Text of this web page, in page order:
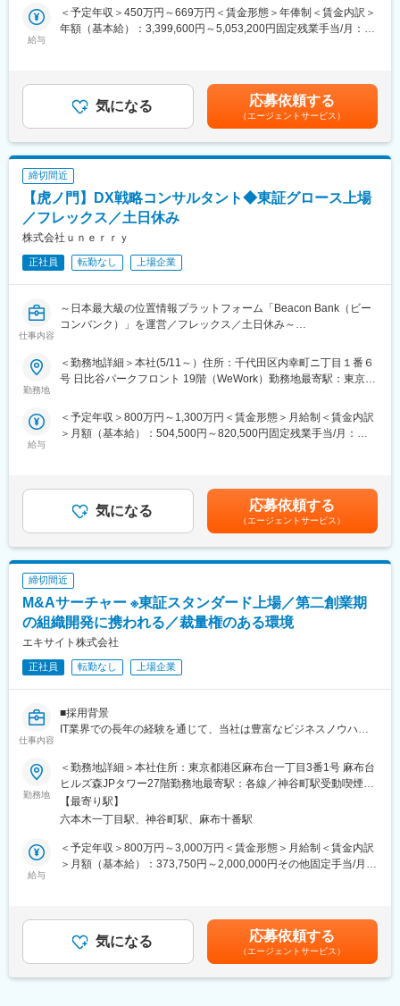
・顧客への提案活動および案件獲得
・デザインコンサルティングプロジェクトの実行・デリバリー
・顧客経営層・意思決定層とのコミュニケーション
・事業部門・関係部署との連携によるプロジェクト推進
・生成AIを活用した分析およびプロジェクトプロセスの高度化
変更の範囲：会社の定める業務
調査内容に応じて、多数の専門家から意見を集めるサーベイや、
社内向けの勉強会などの関連サービスも柔軟に提案・提供しま
※主な顧客
大手事業会社（広告代理店、総合商社、製造業、大手ITなど）の
【ポジションの魅力】
・最先端のビジネストレンドに触れられる環境
ニュースになる前段階の案件に携わり、未来を形づくるテーマに
関与できます。専門家との直接コミュニケーションを通じて、深
い業界知識や新しい視点を得られる点は大きな魅力です。
特定業界に限定されず、様々な分野の案件を経験できるため、知
スキルを習得できます。
ミーミルは、『経験知に価値を与える』をミッションに掲げ、
「個人の知見」を「クライアント」につなぐことで、「個人の豊
画、新規事業部門、R&D部門です。リサーチアナリストは、未来
をリードする専門家や特定領域の第一人者、経験豊富なビジネス
個人が持つ知見をクライアントに提供しています。
エキスパートプラットフォーム「NewsPicks Expert」
https://newspicks.expert/
クライアント向けサービス「Speeda Expert Research」
給与
＜予定年収＞450万円～669万円＜賃金形態＞年俸制＜賃金内訳＞
年額（基本給）：3,399,600円～5,053,200円固定残業手当/月：
給与補足＞ご経験と能力を踏まえ決定します賃金はあくまでも目
安の金額であり、選考を通じて上下する可能性があります。月給
(月額)は固定手当を含めた表記です。
気になる 応募依頼する
（エージェントサービス）
締切間近
【虎ノ門】DX戦略コンサルタント◆東証グロース上場
／フレックス／土日休み
株式会社ｕｎｅｒｒｙ
正社員 転勤なし 上場企業
仕事内容
～日本最大級の位置情報プラットフォーム「Beacon Bank（ビー
コンバンク）」を運営／フレックス／土日休み～
■業務概要：
unerryの日本最大級の位置情報ビッグデータを用い、経営・事業
■具体的な業務内容：
◇経営・事業課題と連動したDX構想の策定
ェクト推進
■業務の魅力：
◎将来的に経営参画の可能性が高いポジションです。
◎大きな裁量をもって事業開発を手掛けることが可能です。
◎各業界のリーダー企業との案件を手掛けることができます。
■働き方について：
「自分のパフォーマンスが出る場所を自分で規定して働く」を重
要視しており、多くのメンバーが出社とリモートのハイブリッド
で勤務しています。
日本最大級の位置情報プラットフォーム「Beacon Bank（ビーコ
ンバンク）」を運営しており、そこで得られた1次データを活用
展開として自治体や海外政府と協力し、スマートシティ構想にも
取り組んでいく方針です。
変更の範囲：各事業部に係る業務全般
勤務地
＜勤務地詳細＞本社(5/11～）住所：千代田区内幸町ニ丁目１番６
号 日比谷パークフロント 19階（WeWork）勤務地最寄駅：東京メ
が定める場所（自宅を含む）
給与
＜予定年収＞800万円～1,300万円＜賃金形態＞月給制＜賃金内訳
＞月額（基本給）：504,500円～820,500円固定残業手当/月：
当社給与規定により、経験・スキル等を考慮した上で決定いたし
ます。※超過残業代・深夜残業・休日出勤は別途支給賃金はあくま
でも目安の金額であり、選考を通じて上下する可能性がありま
す。月給(月額)は固定手当を含めた表記です。
気になる 応募依頼する
（エージェントサービス）
締切間近
M&Aサーチャー ※東証スタンダード上場／第二創業期
の組織開発に携われる／裁量権のある環境
エキサイト株式会社
正社員 転勤なし 上場企業
仕事内容
■採用背景
IT業界での長年の経験を通じて、当社は豊富なビジネスノウハ
た。この経験を背景に、中小企業の事業承継における課題に目を
向け、サーチファンドが、ITを積極的に経営に取り入れることで
成長できる企業と、その可能性を理解する優秀な経営人材をマッ
チングする新たなプラットフォームとしての役割が果たせるので
はないかと考えるようになりました。
■業務詳細
模索し、事業承継に新たな価値をもたらします。
勤務地
＜勤務地詳細＞本社住所：東京都港区麻布台一丁目3番1号 麻布台
ヒルズ森JPタワー27階勤務地最寄駅：各線／神谷町駅受動喫煙対
策：屋内全面禁煙変更の範囲：会社の定める事業所（リモートワ
ーク含む）
【最寄り駅】
六本木一丁目駅、神谷町駅、麻布十番駅
給与
＜予定年収＞800万円～3,000万円＜賃金形態＞月給制＜賃金内訳
＞月額（基本給）：373,750円～2,000,000円その他固定手当/月：
残業手当＞有＜給与補足＞※年収、月給とは別にリモート手当
5,000円一律支給※前職考慮の上、決定いたします。※昇給：年2回
賃金はあくまでも目安の金額であり、選考を通じて上下する可能
性があります。月給(月額)は固定手当を含めた表記です。
気になる 応募依頼する
（エージェントサービス）